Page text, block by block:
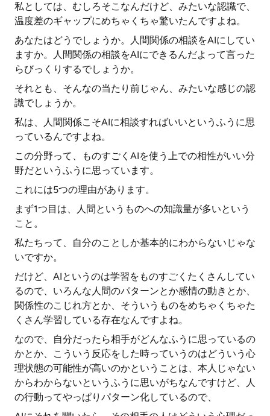
私としては、むしろそこなんだけど、みたいな認識で、
温度差のギャップにめちゃくちゃ驚いたんですよね。
あなたはどうでしょうか。人間関係の相談をAIにしてい
ますか。人間関係の相談をAIにできるんだよって言った
らびっくりするでしょうか。
それとも、そんなの当たり前じゃん、みたいな感じの認
識でしょうか。
私は、人間関係こそAIに相談すればいいというふうに思
っているんですよね。
この分野って、ものすごくAIを使う上での相性がいい分
野だというふうに思っています。
これには5つの理由があります。
まず1つ目は、人間というものへの知識量が多いという
こと。
私たちって、自分のことしか基本的にわからないじゃな
いですか。
だけど、AIというのは学習をものすごくたくさんしてい
るので、いろんな人間のパターンとか感情の動きとか、
関係性のこじれ方とか、そういうものをめちゃくちゃた
くさん学習している存在なんですよね。
なので、自分だったら相手がどんなふうに思っているの
かとか、こういう反応をした時っていうのはどういう心
理状態の可能性が高いのかということは、本人じゃない
からわからないというふうに思いがちなんですけど、人
の行動ってやっぱりパターン化しているので、